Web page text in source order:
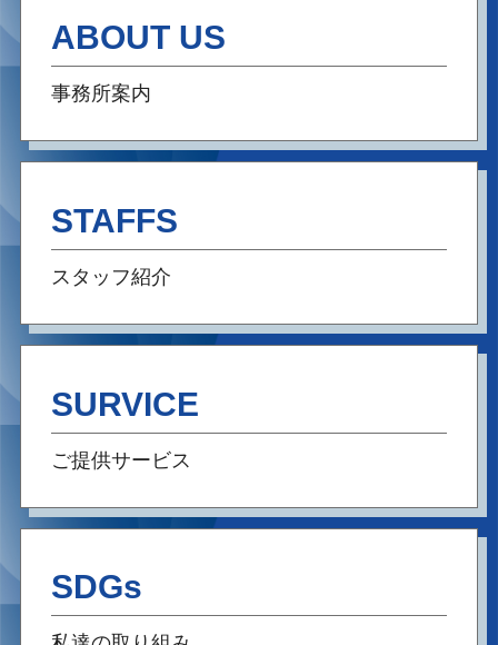
ABOUT US
事務所案内
STAFFS
スタッフ紹介
SURVICE
ご提供サービス
SDGs